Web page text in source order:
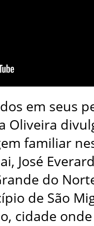
em seus
Oliveira
familiar
José
do
de São
cidade